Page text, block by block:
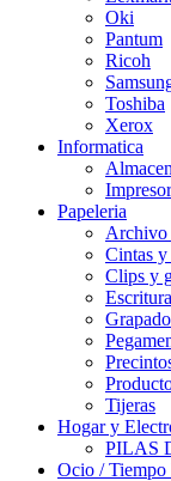
Oki
Pantum
Ricoh
Toshiba
Xerox
Informatica
Papeleria
Archivo
Cintas y
Clips y
Tijeras
Hogar y
PILAS
Ocio /